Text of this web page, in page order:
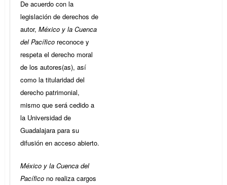
De acuerdo con la
legislación de derechos de
autor, México y la Cuenca
del Pacífico reconoce y
respeta el derecho moral
de los autores(as), así
como la titularidad del
derecho patrimonial,
mismo que será cedido a
la Universidad de
Guadalajara para su
difusión en acceso abierto.
México y la Cuenca del
Pacífico no realiza cargos